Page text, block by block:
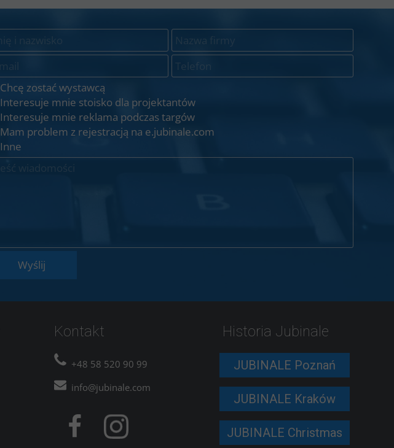
Chcę zostać wystawcą
Interesuje mnie stoisko dla projektantów
Interesuje mnie reklama podczas targów
Mam problem z rejestracją na e.jubinale.com
Inne
Wyślij
Historia Jubinale
Kontakt
+48 58 520 90 99
info@jubinale.com
JUBINALE Christmas
JUBINALE Poznań
JUBINALE Kraków